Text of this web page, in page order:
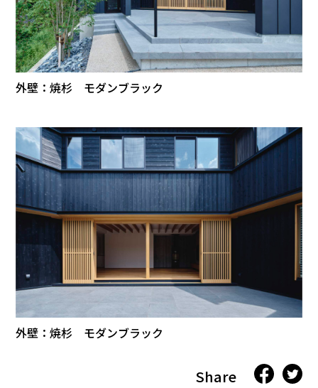
外壁：焼杉 モダンブラック
外壁：焼杉 モダンブラック
Share